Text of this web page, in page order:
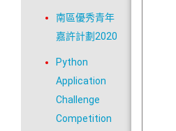
南區優秀青年
嘉許計劃2020
Python
Application
Challenge
Competition